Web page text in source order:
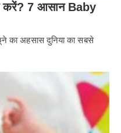
करें? 7 आसान Baby
का अहसास दुनिया का सबसे